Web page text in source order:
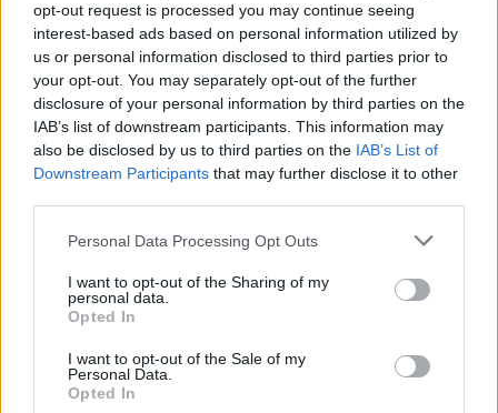
opt-out request is processed you may continue seeing
interest-based ads based on personal information utilized by
us or personal information disclosed to third parties prior to
your opt-out. You may separately opt-out of the further
disclosure of your personal information by third parties on the
IAB’s list of downstream participants. This information may
also be disclosed by us to third parties on the IAB’s List of
Downstream Participants that may further disclose it to other
Personal Data Processing Opt Outs
I want to opt-out of the Sharing of my
personal data.
Opted In
I want to opt-out of the Sale of my
Personal Data.
Opted In
Placa improvisada pede civismo, sacos respondem
no passeio